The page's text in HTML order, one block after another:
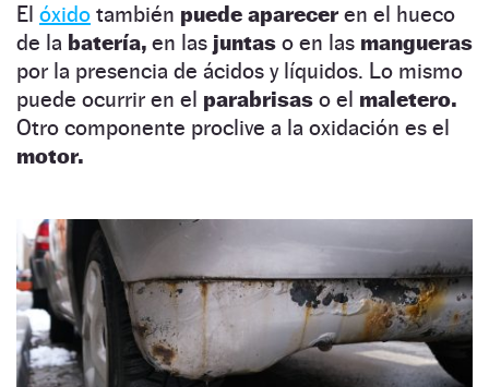
El óxido también puede apareceren el hueco
de la batería, en las juntas o en las mangueras
por la presencia de ácidos y líquidos. Lo mismo
puede ocurrir en el parabrisas o el maletero.
Otro componente proclive a la oxidación es el
motor.